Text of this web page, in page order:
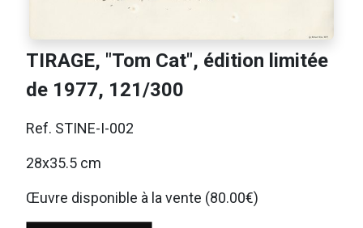
TIRAGE, "Tom Cat", édition limitée
de 1977, 121/300
Ref. STINE-I-002
28x35.5 cm
Œuvre disponible à la vente (80.00€)